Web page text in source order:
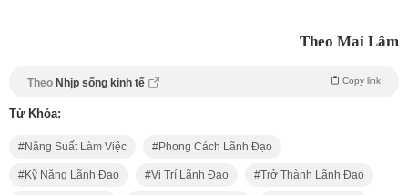
Theo Mai Lâm
Theo Nhịp sống kinh tế Copy link
Từ Khóa:
Năng Suất Làm Việc Phong Cách Lãnh Đạo
Kỹ Năng Lãnh Đạo Vị Trí Lãnh Đạo Trở Thành Lãnh Đạo